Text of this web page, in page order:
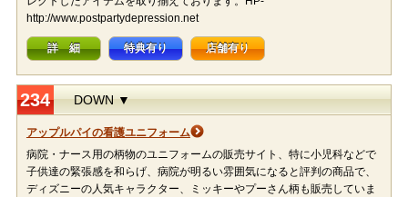
http://www.postpartydepression.net
詳 細 特典有り 店舗有り
234 DOWN ▼
アップルパイの看護ユニフォーム
病院・ナース用の柄物のユニフォームの販売サイト、特に小児科などで
子供達の緊張感を和らげ、病院が明るい雰囲気になると評判の商品で、
ディズニーの人気キャラクター、ミッキーやプーさん柄も販売していま